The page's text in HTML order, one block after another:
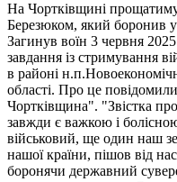
На Чортківщині
Березюком, який боронив
Загинув воїн 3 червня
завдання із стримування
в районі
області. Про це
Чортківщина". "Звістка
завжди є важкою і
військовий, ще один наш
нашої країни, пішов від
боронячи державний